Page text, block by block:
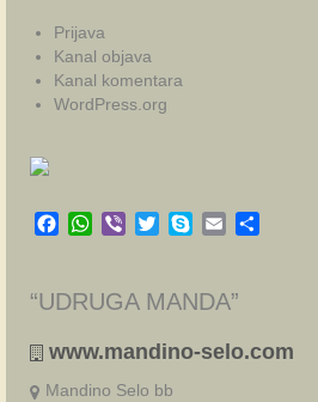
Prijava
Kanal objava
Kanal komentara
WordPress.org
Facebook
WhatsApp
Viber TwitterSkypeEmail
“UDRUGA MANDA”
www.mandino-selo.com
Mandino Selo bb